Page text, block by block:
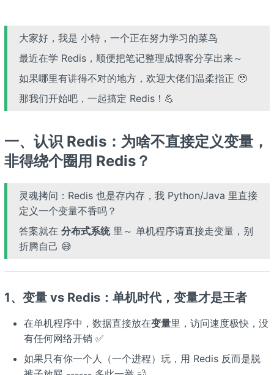
大家好，我是 小特，一个正在努力学习的菜鸟
最近在学 Redis，顺便把笔记整理成博客分享出来～
如果哪里有讲得不对的地方，欢迎大佬们温柔指正 🥹
那我们开始吧，一起搞定 Redis！💪
一、认识 Redis：为啥不直接定义变量，
非得绕个圈用 Redis？
灵魂拷问：Redis 也是存内存，我 Python/Java 里直接
定义一个变量不香吗？
答案就在 分布式系统里～ 单机程序请直接走变量，别
折腾自己 😅
1、变量 vs Redis：单机时代，变量才是王者
在单机程序中，数据直接放在变量里，访问速度极快，没
有任何网络开销 ✅
如果只有你一个人（一个进程）玩，用 Redis 反而是脱